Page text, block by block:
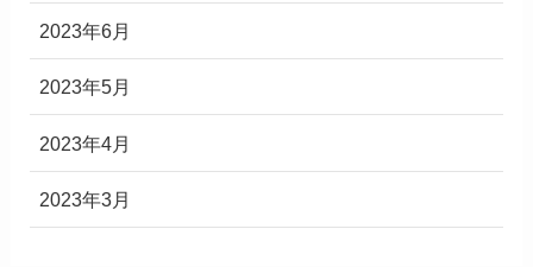
2023年6月
2023年5月
2023年4月
2023年3月